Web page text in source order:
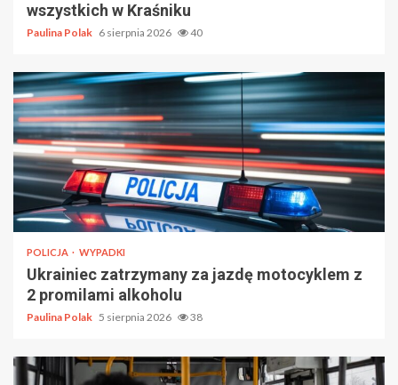
wszystkich w Kraśniku
Paulina Polak 6 sierpnia 2026 40
POLICJA WYPADKI
Ukrainiec zatrzymany za jazdę motocyklem z
2 promilami alkoholu
Paulina Polak 5 sierpnia 2026 38